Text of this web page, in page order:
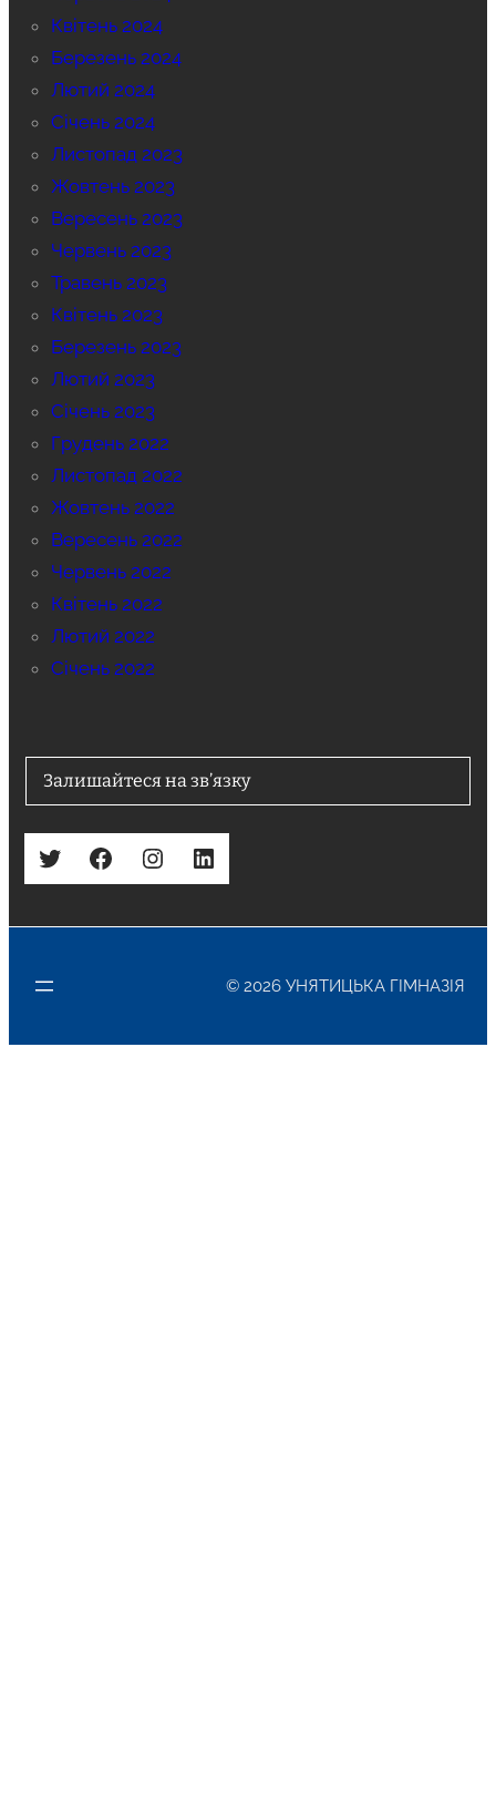
Квітень 2024
Березень 2024
Лютий 2024
Січень 2024
Листопад 2023
Жовтень 2023
Вересень 2023
Червень 2023
Травень 2023
Квітень 2023
Березень 2023
Лютий 2023
Січень 2023
Грудень 2022
Листопад 2022
Жовтень 2022
Вересень 2022
Червень 2022
Квітень 2022
Лютий 2022
Січень 2022
Залишайтеся на зв’язку
Twitter Facebook Instagram LinkedIn
© 2026 УНЯТИЦЬКА ГІМНАЗІЯ